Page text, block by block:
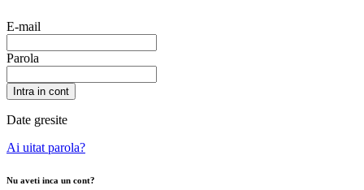
E-mail
Parola
Intra in cont
Date gresite
Ai uitat parola?
Nu aveti inca un cont?